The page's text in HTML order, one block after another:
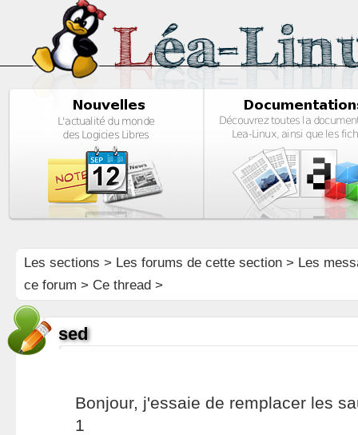
Les sections > Les forums de cette section> Les
ce forum > Ce thread >
sed
Bonjour, j'essaie de remplacer les
1